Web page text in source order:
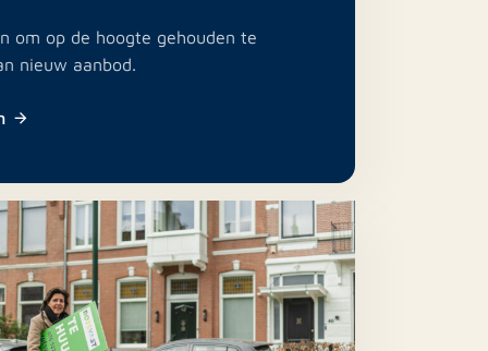
om op de hoogte gehouden te
nieuw aanbod.